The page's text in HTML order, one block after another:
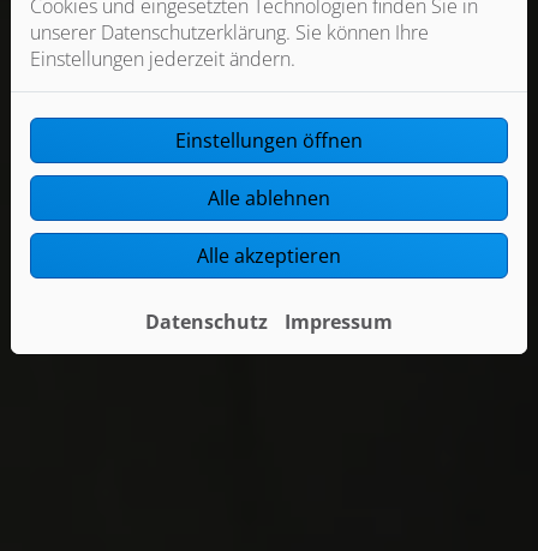
Cookies und eingesetzten Technologien finden Sie in
unserer Datenschutzerklärung. Sie können Ihre
Einstellungen jederzeit ändern.
Einstellungen öffnen
Alle ablehnen
Alle akzeptieren
Datenschutz Impressum